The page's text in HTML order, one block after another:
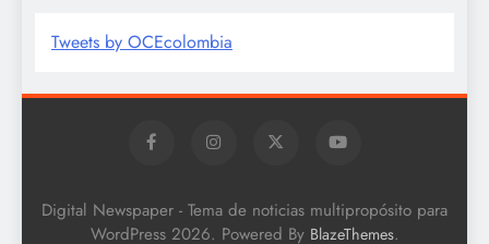
Tweets by OCEcolombia
Digital Newspaper - Tema de noticias multipropósito para
WordPress 2026. Powered By BlazeThemes.